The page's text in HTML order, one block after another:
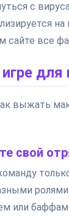
с
сайте все
для
выжать
свой
или